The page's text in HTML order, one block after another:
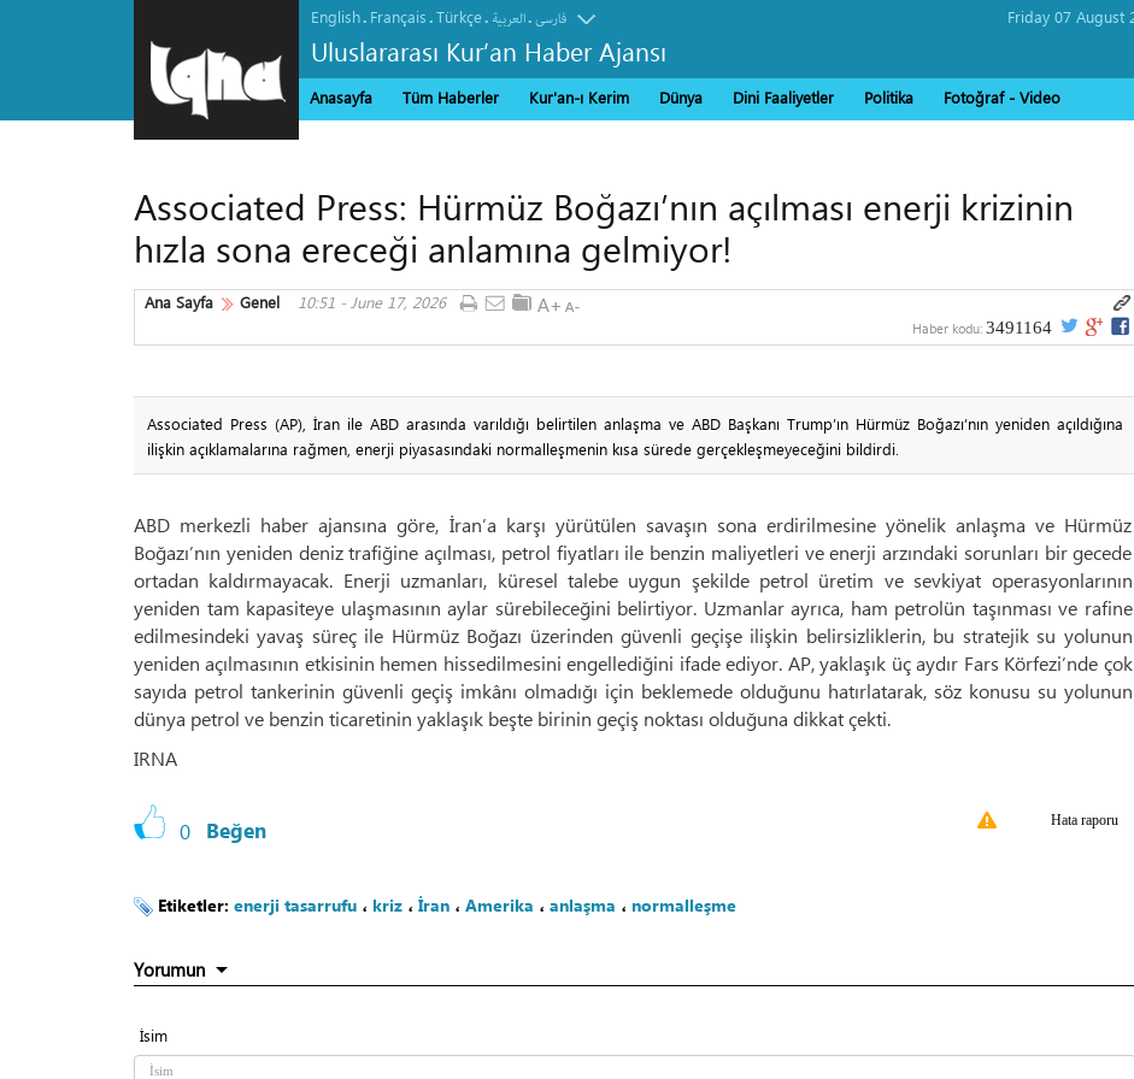
English. Français.Türkçe. العربیة.فارسی
Uluslararası Kur’an Haber Ajansı
Anasayfa Tüm Haberler Kur'an-ı Kerim Dünya Dini Faaliyetler Politika Fotoğraf - Video
Associated Press: Hürmüz Boğazı’nın açılması enerji krizinin
hızla sona ereceği anlamına gelmiyor!
Ana Sayfa Genel 10:51 - June 17, 2026
Haber kodu: 3491164
Associated Press (AP), İran ile ABD arasında varıldığı belirtilen anlaşma ve ABD Başkanı Trump’ın Hürmüz Boğazı’nın yeniden açıldığına
ilişkin açıklamalarına rağmen, enerji piyasasındaki normalleşmenin kısa sürede gerçekleşmeyeceğini bildirdi.
ABD merkezli haber ajansına göre, İran’a karşı yürütülen savaşın sona erdirilmesine yönelik anlaşma ve Hürmüz
Boğazı’nın yeniden deniz trafiğine açılması, petrol fiyatları ile benzin maliyetleri ve enerji arzındaki sorunları bir gecede
ortadan kaldırmayacak. Enerji uzmanları, küresel talebe uygun şekilde petrol üretim ve sevkiyat operasyonlarının
yeniden tam kapasiteye ulaşmasının aylar sürebileceğini belirtiyor. Uzmanlar ayrıca, ham petrolün taşınması ve rafine
edilmesindeki yavaş süreç ile Hürmüz Boğazı üzerinden güvenli geçişe ilişkin belirsizliklerin, bu stratejik su yolunun
yeniden açılmasının etkisinin hemen hissedilmesini engellediğini ifade ediyor. AP, yaklaşık üç aydır Fars Körfezi’nde çok
sayıda petrol tankerinin güvenli geçiş imkânı olmadığı için beklemede olduğunu hatırlatarak, söz konusu su yolunun
dünya petrol ve benzin ticaretinin yaklaşık beşte birinin geçiş noktası olduğuna dikkat çekti.
IRNA
0 Beğen Hata raporu
Etiketler: enerji tasarrufu ، kriz ، İran ، Amerika ، anlaşma ، normalleşme
Yorumun
İsim